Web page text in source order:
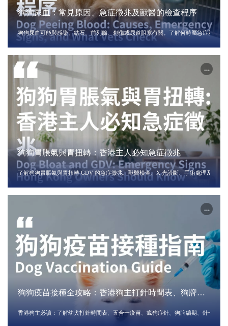
狗狗尿血：常見原因、急症徵兆及獸醫的檢查程序
狗狗尿血可能與感染、結石、前列腺、創傷或尿道阻塞有關。了解何時屬急症及獸醫
狗狗胃脹氣與胃扭轉：香港主人必知急症徵兆
了解狗狗胃脹氣與胃扭轉 GDV 的急症徵兆、獸醫檢查、X 光診斷、手術處理及何時
狗狗疫苗接種全攻略：香港狗主打針時間表、狗牌及
香港狗主必讀：了解幼犬打針時間表、五合一疫苗、瘋狗症針、狗牌續期、針卡不